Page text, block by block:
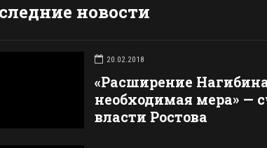
новости
20.02.2018
«Расширение
необходимая мера» —
власти Ростова